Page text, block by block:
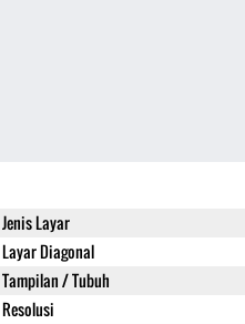
Jenis Layar
Layar Diagonal
Tampilan / Tubuh
Resolusi